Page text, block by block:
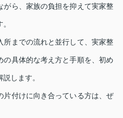
がら、家族の負担を抑えて実家整
所までの流れと並行して、実家整
の具体的な考え方と手順を、初め
します。
片付けに向き合っている方は、ぜ